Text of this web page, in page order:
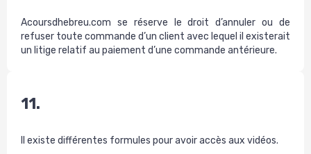
Acoursdhebreu.com se réserve le droit d’annuler ou de
refuser toute commande d’un client avec lequel il existerait
un litige relatif au paiement d’une commande antérieure.
11.
Il existe différentes formules pour avoir accès aux vidéos.